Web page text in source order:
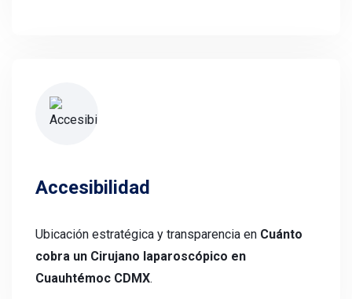
Accesibilidad
Ubicación estratégica y transparencia en Cuánto
cobra un Cirujano laparoscópico en
Cuauhtémoc CDMX.